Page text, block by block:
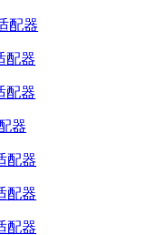
配器
配器
配器
器
配器
配器
配器